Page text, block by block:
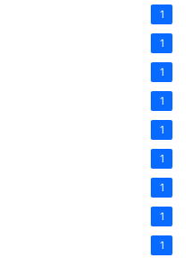
1
1
1
1
1
1
1
1
1